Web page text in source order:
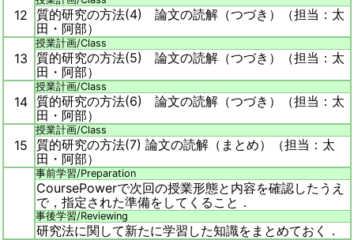
12
質的研究の方法(4) 論文の読解（つづき）（担当：太
田・阿部）
13
授業計画/Class
質的研究の方法(5) 論文の読解（つづき）（担当：太
田・阿部）
14
授業計画/Class
質的研究の方法(6) 論文の読解（つづき）（担当：太
田・阿部）
15
授業計画/Class
質的研究の方法(7) 論文の読解（まとめ）（担当：太
田・阿部）
事前学習/Preparation
CoursePowerで次回の授業形態と内容を確認したうえ
で，指定された準備をしてくること．
事後学習/Reviewing
研究法に関して新たに学習した知識をまとめておく．